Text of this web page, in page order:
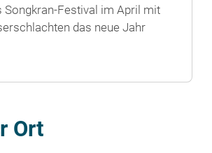
Songkran-Festival im April mit
das neue Jahr
Ort